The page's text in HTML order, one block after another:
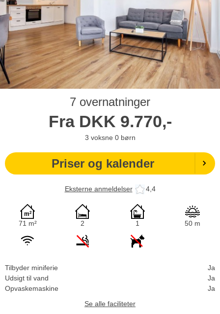
7 overnatninger
Fra DKK 9.770,-
3 voksne 0 børn
Priser og kalender
Eksterne anmeldelser 4,4
71 m² 2 1 50 m
Tilbyder miniferie
Ja
Udsigt til vand
Ja
Opvaskemaskine
Ja
Se alle faciliteter